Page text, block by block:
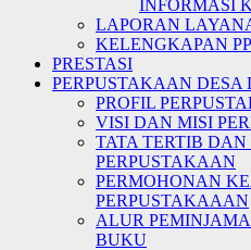
INFORMASI
LAPORAN
KELENGKAPAN
PRESTASI
PERPUSTAKAAN DESA
PROFIL
VISI DAN MISI
TATA TERTIB DAN
PERPUSTAKAAN
PERMOHONAN
PERPUSTAKAAAN
ALUR
BUKU